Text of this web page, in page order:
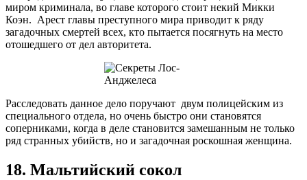
миром криминала, во главе которого стоит некий Микки
Коэн. Арест главы преступного мира приводит к ряду
загадочных смертей всех, кто пытается посягнуть на место
отошедшего от дел авторитета.
Расследовать данное дело поручают двум полицейским из
специального отдела, но очень быстро они становятся
соперниками, когда в деле становится замешанным не только
ряд странных убийств, но и загадочная роскошная женщина.
18. Мальтийский сокол